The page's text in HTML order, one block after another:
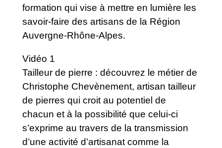
formation qui vise à mettre en lumière les
savoir-faire des artisans de la Région
Auvergne-Rhône-Alpes.
Vidéo 1
Tailleur de pierre : découvrez le métier de
Christophe Chevènement, artisan tailleur
de pierres qui croit au potentiel de
chacun et à la possibilité que celui-ci
s’exprime au travers de la transmission
d’une activité d’artisanat comme la